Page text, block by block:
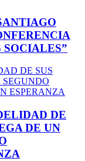
SOCIALES”
DE
DE UN